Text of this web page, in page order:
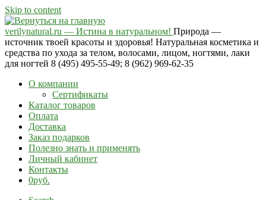
Skip to content
verilynatural.ru — Истина в натуральном! Природа —
источник твоей красоты и здоровья! Натуральная косметика и
средства по ухода за телом, волосами, лицом, ногтями, лаки
для ногтей 8 (495) 495-55-49; 8 (962) 969-62-35
О компании
Сертификаты
Каталог товаров
Оплата
Доставка
Заказ подарков
Полезно знать и применять
Личный кабинет
Контакты
0руб.